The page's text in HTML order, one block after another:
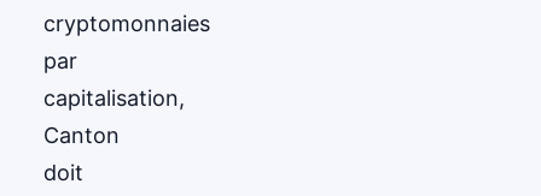
cryptomonnaies
par
capitalisation,
Canton
doit